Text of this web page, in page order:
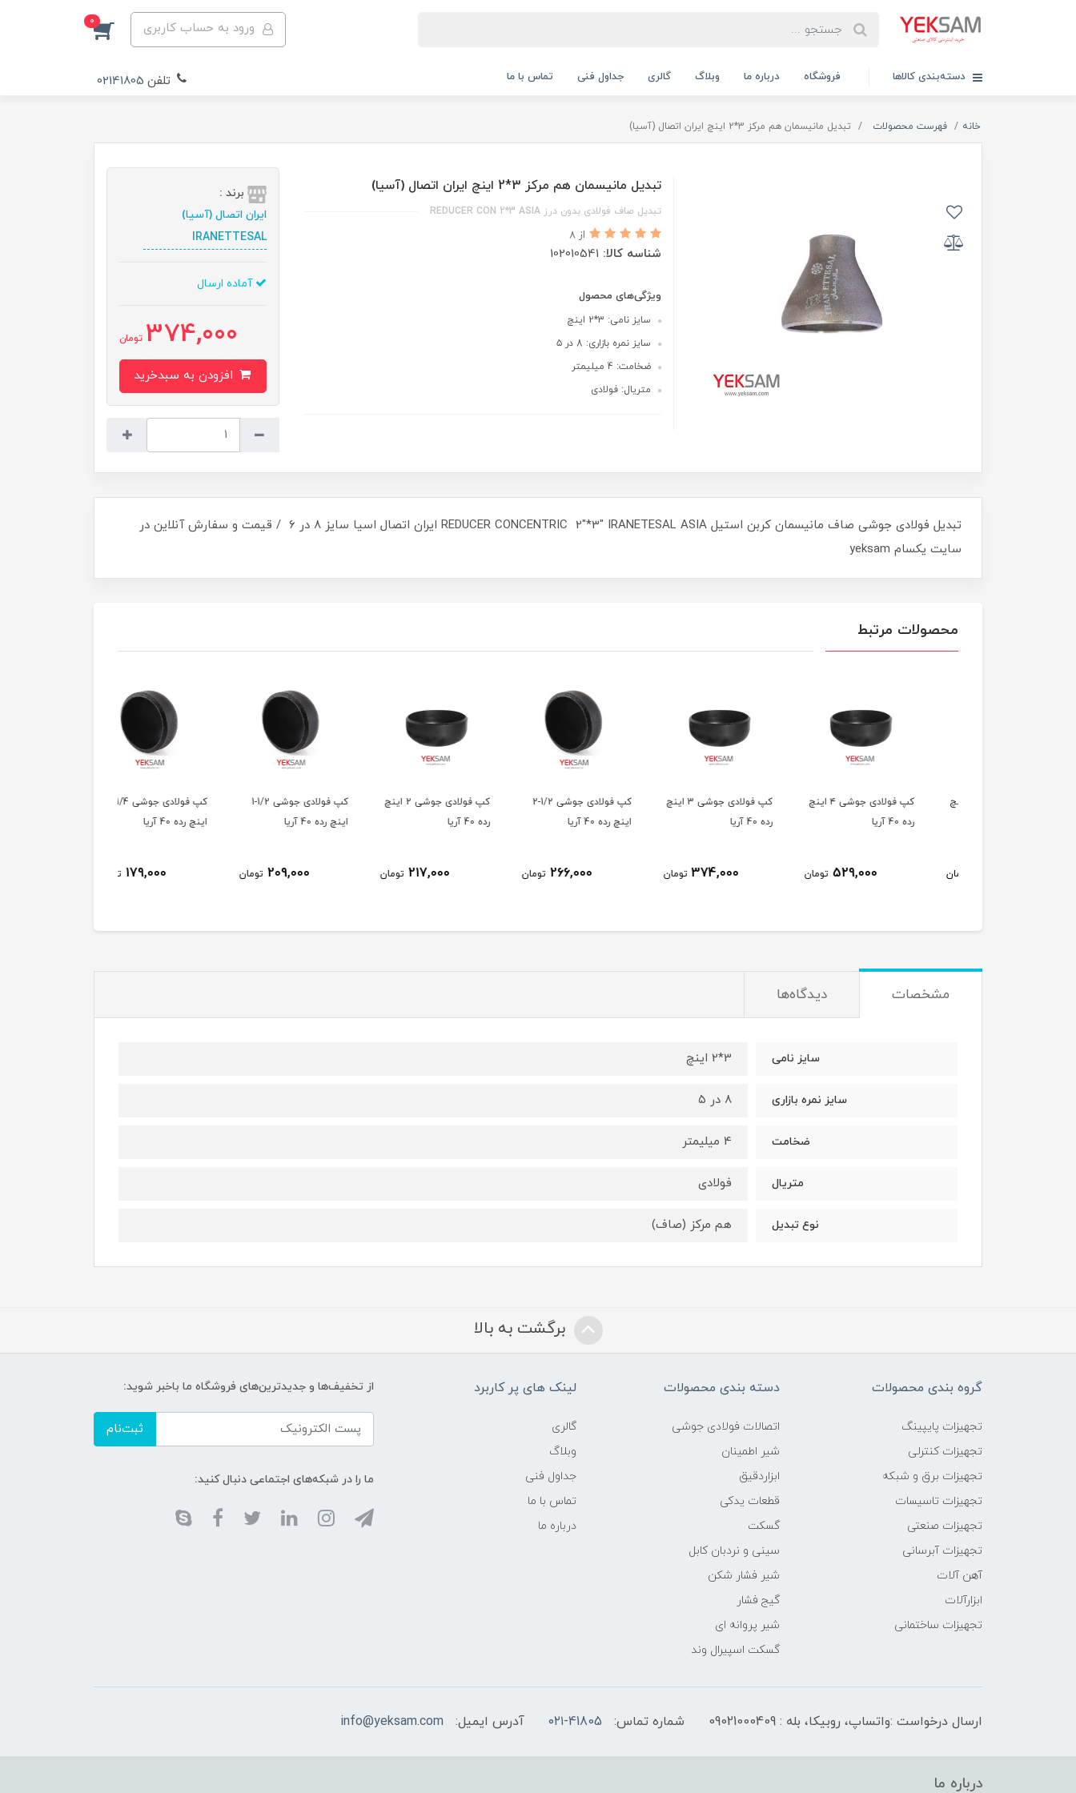
ورود به حساب کاربری 0
دسته‌بندی کالاها فروشگاه درباره ما وبلاگ گالری جداول فنی تماس با ما تلفن 02141805
خانه فهرست محصولات تبدیل مانیسمان هم مرکز 3*2 اینچ ایران اتصال (آسیا)
تبدیل مانیسمان هم مرکز 3*2 اینچ ایران اتصال (آسیا)
تبدیل صاف فولادی بدون درز REDUCER CON 2*3 ASIA
از 8
شناسه کالا: 102010541
ویژگی‌های محصول
سایز نامی: 3*2 اینچ
سایز نمره بازاری: 8 در ۵
ضخامت: 4 میلیمتر
متریال: فولادی
برند :
ایران اتصال (آسیا)
IRANETTESAL
آماده ارسال
374,000 تومان
تبدیل فولادی جوشی صاف مانیسمان کربن استیل REDUCER CONCENTRIC 2"*3" IRANETESAL ASIA ایران اتصال اسیا سایز ۸ در ۶ / قیمت و سفارش آنلاین در
سایت یکسام yeksam
محصولات مرتبط
کپ فولادی جوشی ۴ اینچ
529,000 تومان
کپ فولادی جوشی 3 اینچ
374,000 تومان
کپ فولادی جوشی 1/2-2
اینچ رده 40 آریا
266,000 تومان
کپ فولادی جوشی 2 اینچ
217,000 تومان
کپ فولادی جوشی 1/2-1
اینچ رده 40 آریا
209,000 تومان
کپ فولادی جوشی 1/4-1
اینچ رده 40 آریا
179,000 تومان
مشخصات دیدگاه‌ها
سایز نامی 3*2 اینچ
سایز نمره بازاری 8 در ۵
ضخامت 4 میلیمتر
متریال فولادی
نوع تبدیل هم مرکز (صاف)
برگشت به بالا
گروه بندی محصولات
تجهیزات پایپینگ
تجهیزات کنترلی
تجهیزات برق و شبکه
تجهیزات تاسیسات
تجهیزات صنعتی
تجهیزات آبرسانی
آهن آلات
ابزارآلات
تجهیزات ساختمانی
دسته بندی محصولات
اتصالات فولادی جوشی
شیر اطمینان
ابزاردقیق
قطعات یدکی
گسکت
سینی و نردبان کابل
شیر فشار شکن
گیج فشار
شیر پروانه ای
گسکت اسپیرال وند
لینک های پر کاربرد
گالری
وبلاگ
جداول فنی
تماس با ما
درباره ما
از تخفیف‌ها و جدیدترین‌های فروشگاه ما باخبر شوید:
ثبت‌نام
ما را در شبکه‌های اجتماعی دنبال کنید:
ارسال درخواست :واتساپ، روبیکا، بله : 09021000409 شماره تماس: ۰۲۱-41805 آدرس ایمیل: info@yeksam.com
درباره ما